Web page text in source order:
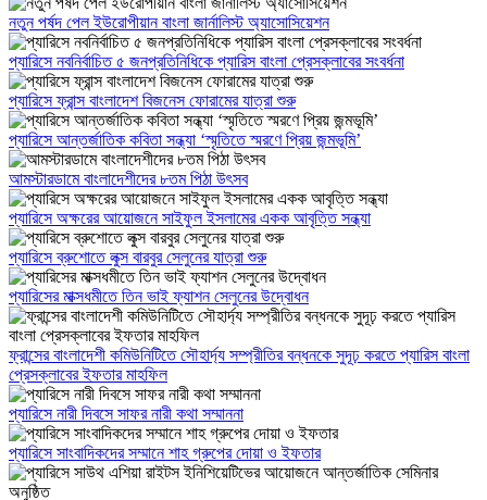
নতুন পর্ষদ পেল ইউরোপীয়ান বাংলা জার্নালিস্ট অ্যাসোসিয়েশন
প্যারিসে নবনির্বাচিত ৫ জনপ্রতিনিধিকে প্যারিস বাংলা প্রেসক্লাবের সংবর্ধনা
প্যারিসে ফ্রান্স বাংলাদেশ বিজনেস ফোরামের যাত্রা শুরু
প্যারিসে আন্তর্জাতিক কবিতা সন্ধ্যা ‘স্মৃতিতে স্মরণে প্রিয় জন্মভূমি’
আমস্টারডামে বাংলাদেশীদের ৮তম পিঠা উৎসব
প্যারিসে অক্ষরের আয়োজনে সাইফুল ইসলামের একক আবৃত্তি সন্ধ্যা
প্যারিসে ব্রুশোতে লুক্স বারবুর সেলুনের যাত্রা শুরু
প্যারিসের মাক্সধমীতে তিন ভাই ফ্যাশন সেলুনের উদ্বোধন
ফ্রান্সের বাংলাদেশী কমিউনিটিতে সৌহার্দ্য সম্প্রীতির বন্ধনকে সুদূঢ় করতে প্যারিস বাংলা
প্রেসক্লাবের ইফতার মাহফিল
প্যারিসে নারী দিবসে সাফর নারী কথা সম্মাননা
প্যারিসে সাংবাদিকদের সম্মানে শাহ গ্রুপের দোয়া ও ইফতার